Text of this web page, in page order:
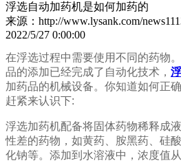
浮选自动加药机是如何加药的
来源：http://www.lysank.com/
2022/5/27 0:00:00
在浮选过程中需要使用不同的药物
品的添加已经完成了自动化技术，
加药品的机械设备。你知道如何正
赶紧来认识下:
浮选加药机配备将固体药物稀释成
性差的药物，如黄药、胺黑药、硅
化钠等。添加到水溶液中，浓度值